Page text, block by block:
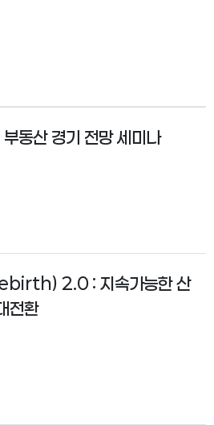
동산 경기 전망 세미나
2.0 : 지속가능한 산
전환